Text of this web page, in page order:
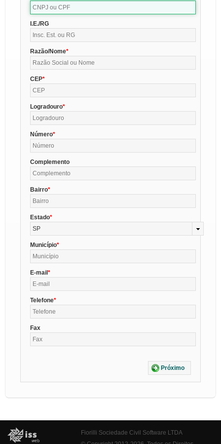
I.E./RG
Razão/Nome
CEP
Logradouro
Número
Complemento
Bairro
Estado
SP
Município
E-mail
Telefone
Fax
Próximo
Fiorilli Sociedade Civil Software LTDA